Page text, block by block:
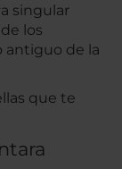
singular
los
antiguo de la
que te